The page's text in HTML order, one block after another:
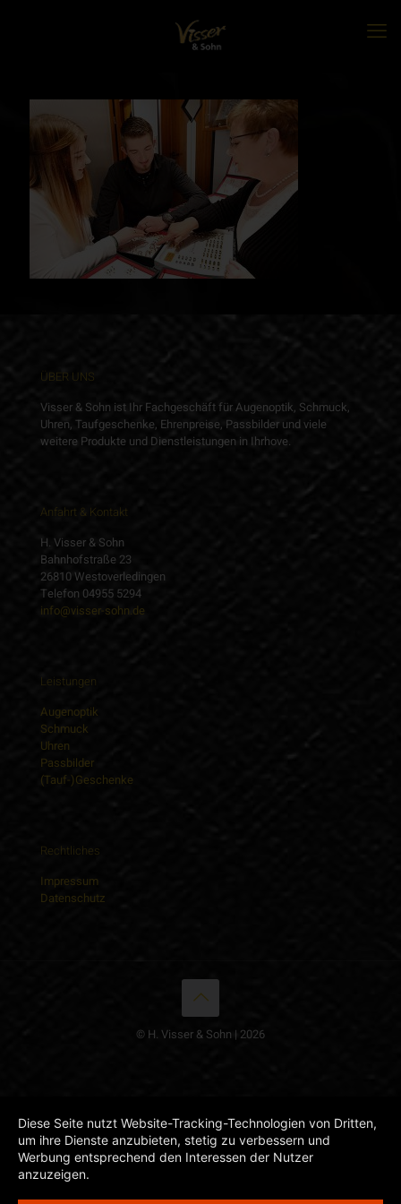
ÜBER UNS
Visser & Sohn ist Ihr Fachgeschäft für Augenoptik, Schmuck,
Uhren, Taufgeschenke, Ehrenpreise, Passbilder und viele
weitere Produkte und Dienstleistungen in Ihrhove.
Anfahrt & Kontakt
H. Visser & Sohn
Bahnhofstraße 23
26810 Westoverledingen
Telefon 04955 5294
info@visser-sohn.de
Leistungen
Augenoptik
Schmuck
Uhren
Passbilder
(Tauf-)Geschenke
Rechtliches
Impressum
Datenschutz
© H. Visser & Sohn | 2026
Diese Seite nutzt Website-Tracking-Technologien von Dritten,
um ihre Dienste anzubieten, stetig zu verbessern und
Werbung entsprechend den Interessen der Nutzer
anzuzeigen.